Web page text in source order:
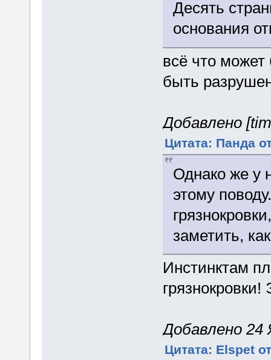
Десять
основания
всё что
быть
Добавлено
Цитата: Панда
Однако же у
этому
заметить,
Инстинктам
Добавлено 24
Цитата: Elspet